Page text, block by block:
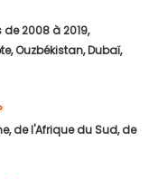
2008 à 2019,
Ouzbékistan, Dubaï,
de l'Afrique du Sud, de